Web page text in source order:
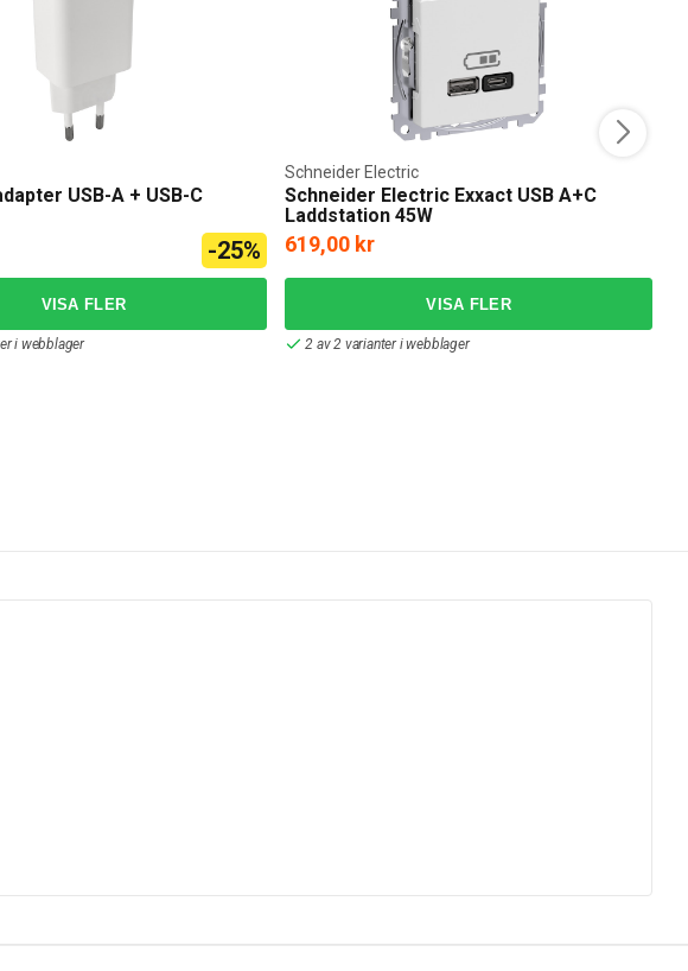
USB-A + USB-C
-25%
i webblager
Schneider Electric Exxact USB A+C
Laddstation 45W
Schneider Electric
619,00 kr
2 av 2 varianter i webblager